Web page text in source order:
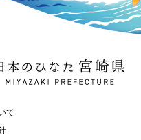
本のひなた 宮崎県
MIYAZAKI PREFECTURE
て